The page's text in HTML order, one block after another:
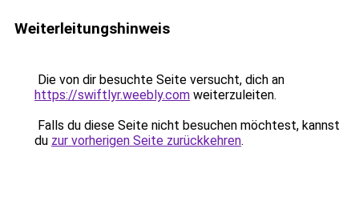
Weiterleitungshinweis
Die von dir besuchte Seite versucht, dich an
https://swiftlyr.weebly.com weiterzuleiten.
Falls du diese Seite nicht besuchen möchtest, kannst
du zur vorherigen Seite zurückkehren.